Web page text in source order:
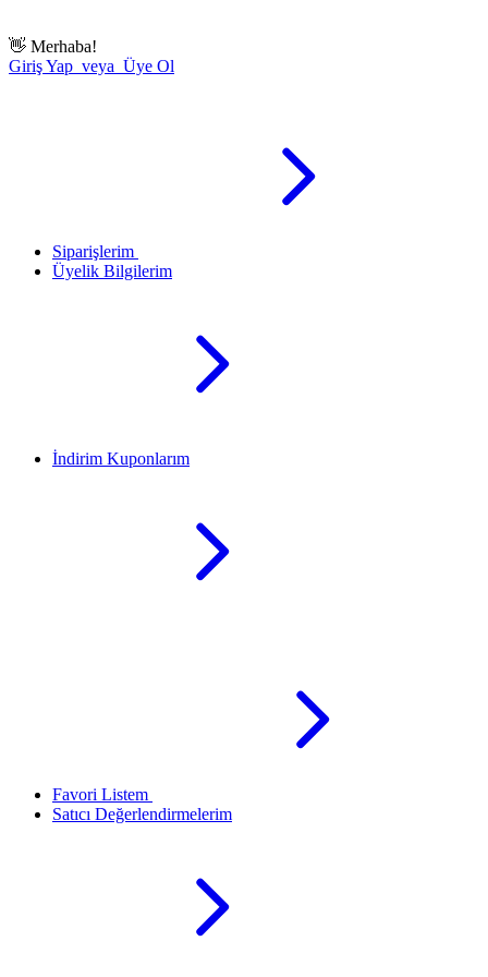
👋 Merhaba!
Giriş Yap veya Üye Ol
Siparişlerim
Üyelik Bilgilerim
İndirim Kuponlarım
Favori Listem
Satıcı Değerlendirmelerim